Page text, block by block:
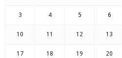
3 4 5 6
10 11 12 13
17 18 19 20